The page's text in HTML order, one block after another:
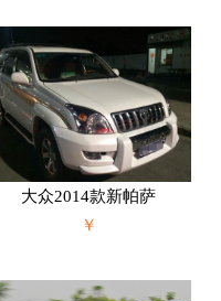
大众2014款新帕萨
￥